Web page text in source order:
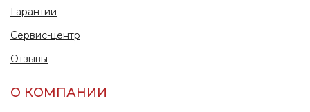
Гарантии
Сервис-центр
Отзывы
О КОМПАНИИ